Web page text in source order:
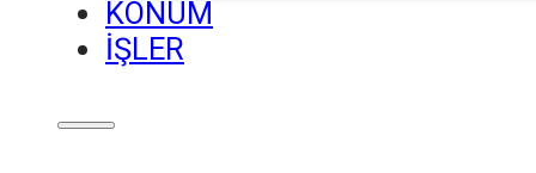
KONUM
İŞLER